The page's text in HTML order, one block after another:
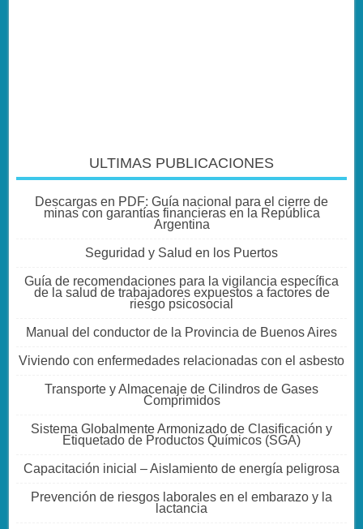
ULTIMAS PUBLICACIONES
Descargas en PDF: Guía nacional para el cierre de
minas con garantías financieras en la República
Argentina
Seguridad y Salud en los Puertos
Guía de recomendaciones para la vigilancia específica
de la salud de trabajadores expuestos a factores de
riesgo psicosocial
Manual del conductor de la Provincia de Buenos Aires
Viviendo con enfermedades relacionadas con el asbesto
Transporte y Almacenaje de Cilindros de Gases
Comprimidos
Sistema Globalmente Armonizado de Clasificación y
Etiquetado de Productos Químicos (SGA)
Capacitación inicial – Aislamiento de energía peligrosa
Prevención de riesgos laborales en el embarazo y la
lactancia